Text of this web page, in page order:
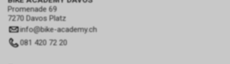
Promenade 69
7270 Davos Platz
info@bike-academy.ch
081 420 72 20